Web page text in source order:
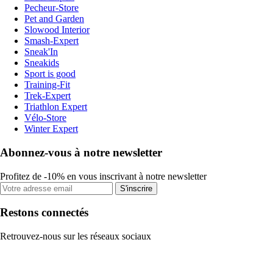
Pecheur-Store
Pet and Garden
Slowood Interior
Smash-Expert
Sneak'In
Sneakids
Sport is good
Training-Fit
Trek-Expert
Triathlon Expert
Vélo-Store
Winter Expert
Abonnez-vous à notre newsletter
Profitez de -10% en vous inscrivant à notre newsletter
S'inscrire
Restons connectés
Retrouvez-nous sur les réseaux sociaux